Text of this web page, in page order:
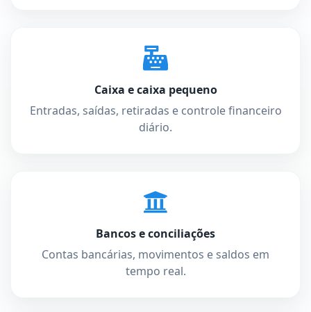
Caixa e caixa pequeno
Entradas, saídas, retiradas e controle financeiro
diário.
Bancos e conciliações
Contas bancárias, movimentos e saldos em
tempo real.